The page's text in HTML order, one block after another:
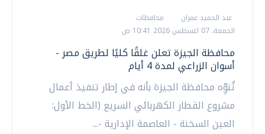
عبد الحميد عمران
محافظات
الجمعة، 07 اغسطس 2026 10:41 ص
محافظة الجيزة تعلن غلقًا كليًا لطريق مصر -
أسوان الزراعي لمدة 4 أيام
تُنوِّه محافظة الجيزة بأنه في إطار تنفيذ أعمال
مشروع القطار الكهربائي السريع (الخط الأول:
العين السخنة - العاصمة الإدارية -...